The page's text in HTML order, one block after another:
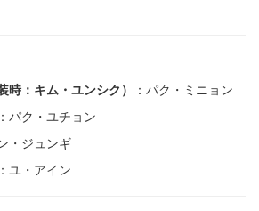
時：キム・ユンシク）
：​パク・ミニョン
：​パク・ユチョン
・ジュンギ
：​ユ・アイン​